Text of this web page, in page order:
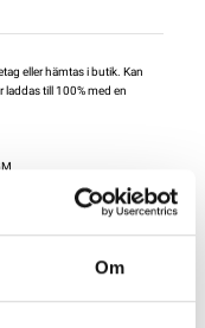
Om
eller hämtas i butik. Kan
laddas till 100% med en